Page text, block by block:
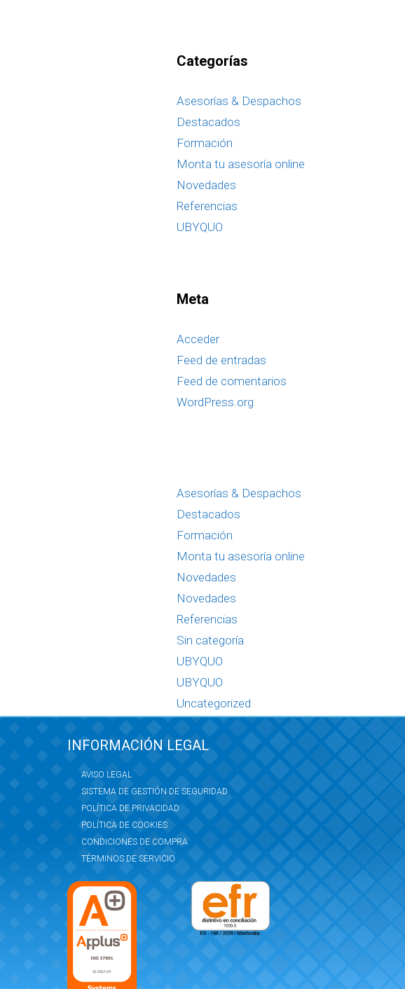
Categorías
Asesorías & Despachos
Destacados
Formación
Monta tu asesoría online
Novedades
Referencias
UBYQUO
Meta
Acceder
Feed de entradas
Feed de comentarios
WordPress.org
Asesorías & Despachos
Destacados
Formación
Monta tu asesoría online
Novedades
Novedades
Referencias
Sin categoría
UBYQUO
UBYQUO
Uncategorized
INFORMACIÓN LEGAL
AVISO LEGAL
SISTEMA DE GESTIÓN DE SEGURIDAD
POLÍTICA DE PRIVACIDAD
POLÍTICA DE COOKIES
CONDICIONES DE COMPRA
TÉRMINOS DE SERVICIO